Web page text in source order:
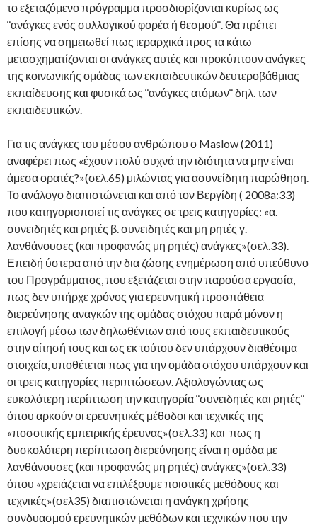
το εξεταζόμενο πρόγραμμα προσδιορίζονται κυρίως ως
¨ανάγκες ενός συλλογικού φορέα ή θεσμού¨. Θα πρέπει
επίσης να σημειωθεί πως ιεραρχικά προς τα κάτω
μετασχηματίζονται οι ανάγκες αυτές και προκύπτουν ανάγκες
της κοινωνικής ομάδας των εκπαιδευτικών δευτεροβάθμιας
εκπαίδευσης και φυσικά ως ¨ανάγκες ατόμων¨ δηλ. των
εκπαιδευτικών.
Για τις ανάγκες του μέσου ανθρώπου ο Maslow (2011)
αναφέρει πως «έχουν πολύ συχνά την ιδιότητα να μην είναι
άμεσα ορατές?»(σελ.65) μιλώντας για ασυνείδητη παρώθηση.
Το ανάλογο διαπιστώνεται και από τον Βεργίδη ( 2008a:33)
που κατηγοριοποιεί τις ανάγκες σε τρεις κατηγορίες: «α.
συνειδητές και ρητές β. συνειδητές και μη ρητές γ.
λανθάνουσες (και προφανώς μη ρητές) ανάγκες»(σελ.33).
Επειδή ύστερα από την δια ζώσης ενημέρωση από υπεύθυνο
του Προγράμματος, που εξετάζεται στην παρούσα εργασία,
πως δεν υπήρχε χρόνος για ερευνητική προσπάθεια
διερεύνησης αναγκών της ομάδας στόχου παρά μόνον η
επιλογή μέσω των δηλωθέντων από τους εκπαιδευτικούς
στην αίτησή τους και ως εκ τούτου δεν υπάρχουν διαθέσιμα
στοιχεία, υποθέτεται πως για την ομάδα στόχου υπάρχουν και
οι τρεις κατηγορίες περιπτώσεων. Αξιολογώντας ως
ευκολότερη περίπτωση την κατηγορία ¨συνειδητές και ρητές¨
όπου αρκούν οι ερευνητικές μέθοδοι και τεχνικές της
«ποσοτικής εμπειρικής έρευνας»(σελ.33) και πως η
δυσκολότερη περίπτωση διερεύνησης είναι η ομάδα με
λανθάνουσες (και προφανώς μη ρητές) ανάγκες»(σελ.33)
όπου «χρειάζεται να επιλέξουμε ποιοτικές μεθόδους και
τεχνικές»(σελ35) διαπιστώνεται η ανάγκη χρήσης
συνδυασμού ερευνητικών μεθόδων και τεχνικών που την